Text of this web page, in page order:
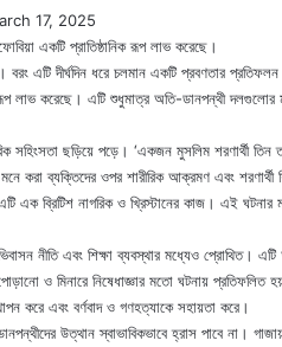
17, 2025
একটি প্রাতিষ্ঠানিক রূপ লাভ করেছে।
বরং এটি দীর্ঘদিন ধরে চলমান একটি প্রবণতার
রূপ লাভ করেছে। এটি শুধুমাত্র অতি-ডানপন্থী
সহিংসতা ছড়িয়ে পড়ে। ‘একজন মুসলিম শরণার্থী
করা ব্যক্তিদের ওপর শারীরিক আক্রমণ এবং শরণার্থী
এক ব্রিটিশ নাগরিক ও খ্রিস্টানের কাজ। এই
নীতি এবং শিক্ষা ব্যবস্থার মধ্যেও প্রোথিত।
ও মিনারে নিষেধাজ্ঞার মতো ঘটনায় প্রতিফলিত
করে এবং বর্ণবাদ ও গণহত্যাকে সহায়তা করে।
উত্থান স্বাভাবিকভাবে হ্রাস পাবে না।